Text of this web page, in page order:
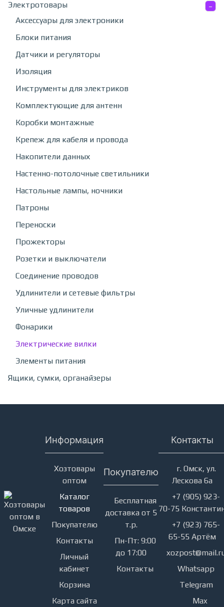
Электротовары -
Аксессуары для электроники
Блоки питания
Датчики и регуляторы
Изоляция
Инструменты для электриков
Комплектующие для антенн
Коробки монтажные
Крепеж для кабеля и провода
Накопители данных
Настенно-потолочные светильники
Настольные лампы, ночники
Патроны
Переноски
Прожекторы
Розетки и выключатели
Соединение проводов
Удлинители и сетевые фильтры
Уличные удлинители
Фонарики
Электрические вилки
Элементы питания
Ящики, сумки, органайзеры
Информация
Хозтовары
оптом
Каталог
товаров
Покупателю
Контакты
Личный
кабинет
Корзина
Карта сайта
Покупателю
Бесплатная
доставка от 5
т.р.
Пн-Пт: 9:00
до 17:00
Контакты
Контакты
г. Омск, ул.
Лескова 6а
+7 (905) 923-
70-75
+7 (923) 765-
65-55 Артём
Whatsapp
Telegram
Max